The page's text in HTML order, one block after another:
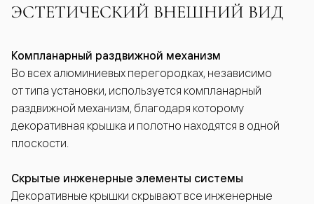
ЭСТЕТИЧЕСКИЙ ВНЕШНИЙ ВИД
Компланарный раздвижной механизм
Во всех алюминиевых перегородках, независимо
от типа установки, используется компланарный
раздвижной механизм, благодаря которому
декоративная крышка и полотно находятся в одной
плоскости.
Скрытые инженерные элементы системы
Декоративные крышки скрывают все инженерные